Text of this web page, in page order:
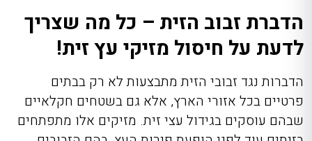
הדברת זבוב הזית – כל מה שצריך
לדעת על חיסול מזיקי עץ זית!
הדברות נגד זבובי הזית מתבצעות לא רק בבתים
פרטיים בכל אזורי הארץ, אלא גם בשטחים חקלאיים
שבהם עוסקים בגידול עצי זית. מזיקים אלו מתפתחים